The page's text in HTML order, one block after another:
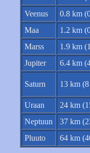
Veenus
0.8 km
Maa
1.2 km
Marss
1.9 km
Jupiter
6.4 km
Saturn 13 km
Uraan
24 km
Neptuun
37 km
Pluuto
64 km